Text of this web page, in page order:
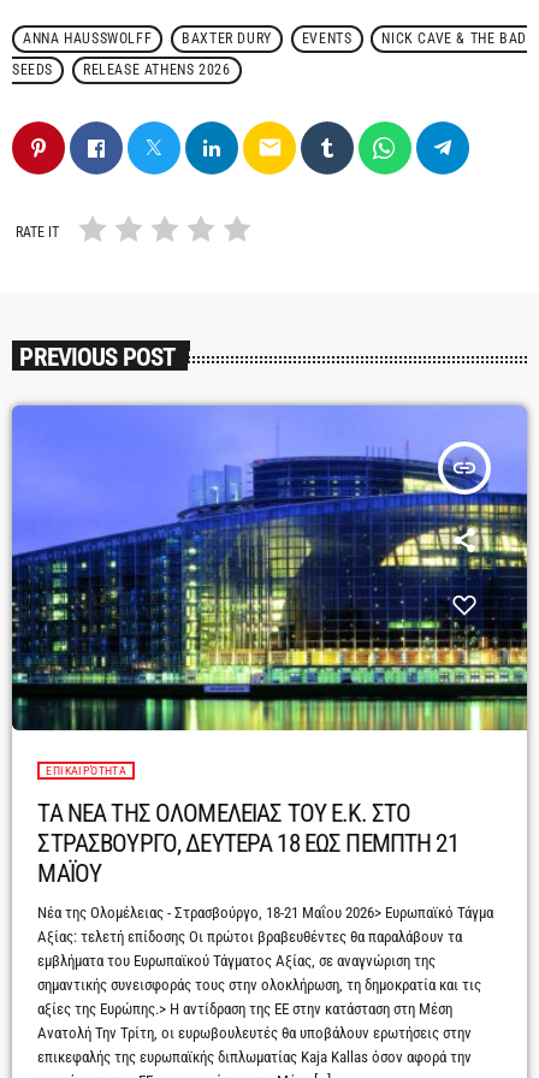
ANNA HAUSSWOLFF BAXTER DURY EVENTS
NICK CAVE & THE BAD
SEEDS
RELEASE ATHENS 2026
email
RATE IT
PREVIOUS POST
insert_link
ΕΠΙΚΑΙΡΌΤΗΤΑ
ΤΑ ΝΕΑ ΤΗΣ ΟΛΟΜΕΛΕΙΑΣ ΤΟΥ Ε.Κ. ΣΤΟ
ΣΤΡΑΣΒΟΥΡΓΟ, ΔΕΥΤΕΡΑ 18 ΕΩΣ ΠΕΜΠΤΗ 21
ΜΑΪΟΥ
Νέα της Ολομέλειας - Στρασβούργο, 18-21 Μαΐου 2026> Ευρωπαϊκό Τάγμα
Αξίας: τελετή επίδοσης Οι πρώτοι βραβευθέντες θα παραλάβουν τα
εμβλήματα του Ευρωπαϊκού Τάγματος Αξίας, σε αναγνώριση της
σημαντικής συνεισφοράς τους στην ολοκλήρωση, τη δημοκρατία και τις
αξίες της Ευρώπης.> Η αντίδραση της ΕΕ στην κατάσταση στη Μέση
Ανατολή Την Τρίτη, οι ευρωβουλευτές θα υποβάλουν ερωτήσεις στην
επικεφαλής της ευρωπαϊκής διπλωματίας Kaja Kallas όσον αφορά την